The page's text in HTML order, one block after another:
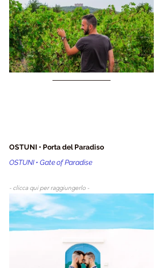
OSTUNI • Porta del Paradiso
OSTUNI • Gate of Paradise
- clicca qui per raggiungerlo -